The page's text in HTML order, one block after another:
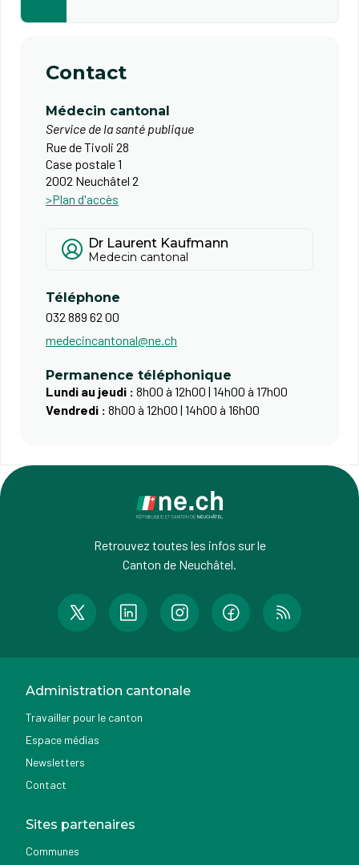
Contact
Médecin cantonal
Service de la santé publique
Rue de Tivoli 28
Case postale 1
2002 Neuchâtel 2
>Plan d'accès
Dr Laurent Kaufmann
Medecin cantonal
Téléphone
032 889 62 00
medecincantonal@ne.ch
Permanence téléphonique
Lundi au jeudi : 8h00 à 12h00 | 14h00 à 17h00
Vendredi : 8h00 à 12h00 | 14h00 à 16h00
Retrouvez toutes les infos sur le
Canton de Neuchâtel.
Administration cantonale
Travailler pour le canton
Espace médias
Newsletters
Contact
Sites partenaires
Communes